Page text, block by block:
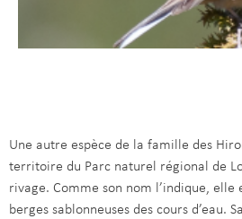
Une autre espèce de la famille des
territoire du Parc naturel régional de
rivage. Comme son nom l’indique, elle
berges sablonneuses des cours d’eau.